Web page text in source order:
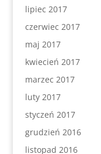
lipiec 2017
czerwiec 2017
maj 2017
kwiecień 2017
marzec 2017
luty 2017
styczeń 2017
grudzień 2016
listopad 2016